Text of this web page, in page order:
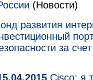
(Новости)
развития
за
Cisco: я